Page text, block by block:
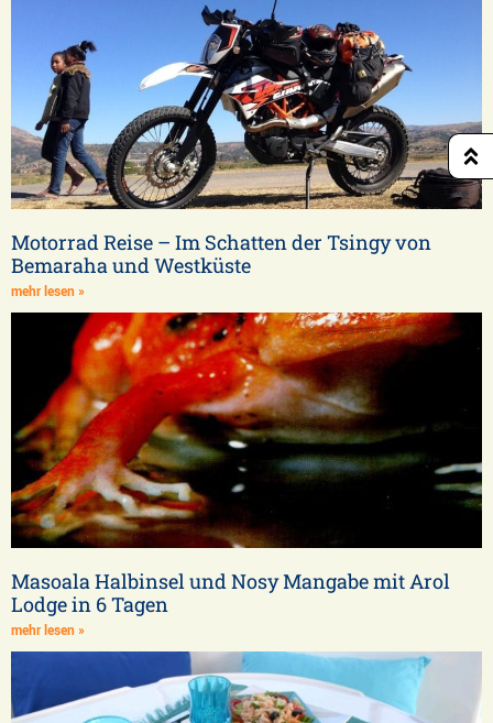
Motorrad Reise – Im Schatten der Tsingy von
Bemaraha und Westküste
mehr lesen »
Masoala Halbinsel und Nosy Mangabe mit Arol
Lodge in 6 Tagen
mehr lesen »